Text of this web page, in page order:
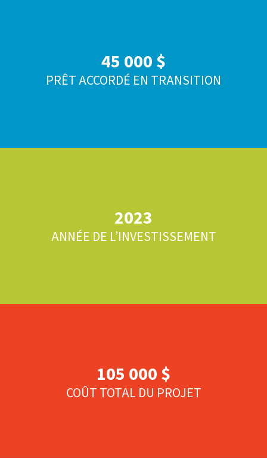
45 000 $
PRÊT ACCORDÉ EN TRANSITION
2023
ANNÉE DE L’INVESTISSEMENT
105 000 $
COÛT TOTAL DU PROJET